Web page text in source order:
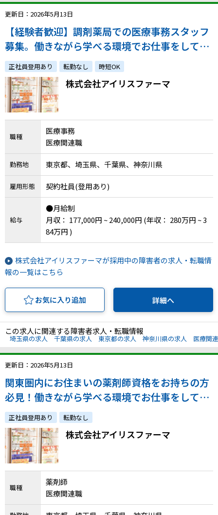
更新日：2026年5月13日
【経験者歓迎】調剤薬局での医療事務スタッフ
募集。働きながら学べる環境でお仕事をしてみ
ませんか。
正社員登用あり 転勤なし 時短OK
株式会社アイリスファーマ
職種
医療事務
医療関連職
勤務地 東京都、埼玉県、千葉県、神奈川県
雇用形態 契約社員(登用あり)
給与
●月給制
月収： 177,000円 ~ 240,000円 (年収： 280万円 ~ 3
84万円 )
株式会社アイリスファーマが採用中の障害者の求人・転職情
報の一覧はこちら
お気に入り追加 詳細へ
この求人に関連する障害者求人・転職情報
埼玉県の求人 千葉県の求人 東京都の求人 神奈川県の求人 医療関
更新日：2026年5月13日
関東圏内にお住まいの薬剤師資格をお持ちの方
必見！働きながら学べる環境でお仕事をしてみ
ませんか。
正社員登用あり 転勤なし
株式会社アイリスファーマ
職種
薬剤師
医療関連職